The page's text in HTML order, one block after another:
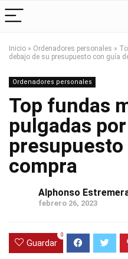
Inicio » Ordenadores personales »
debajo de su presupuesto con guía
Ordenadores personales
Top fundas
pulgadas
compra
Alphonso
febrero 26, 2023
Guardar
0